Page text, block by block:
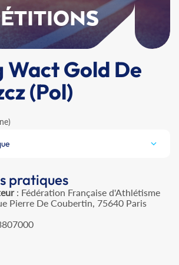
Wact Gold De
(Pol)
pratiques
: Fédération Française d'Athlétisme
Pierre De Coubertin, 75640 Paris